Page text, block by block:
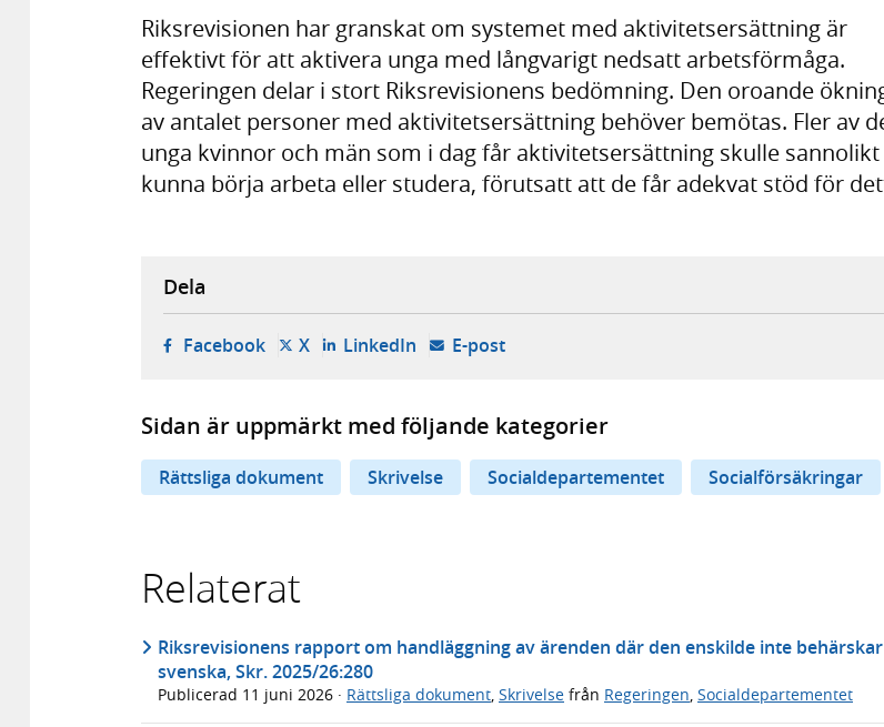
Riksrevisionen har granskat om systemet med aktivitetsersättning är
effektivt för att aktivera unga med långvarigt nedsatt arbetsförmåga.
Regeringen delar i stort Riksrevisionens bedömning. Den oroande
av antalet personer med aktivitetsersättning behöver bemötas. Fler av
unga kvinnor och män som i dag får aktivitetsersättning skulle sannolikt
kunna börja arbeta eller studera, förutsatt att de får adekvat stöd för
Dela
Facebook- öppnas i ny flik, extern webbplats,
X- öppnas i ny flik, extern webbplats,
LinkedIn- öppnas i ny flik, extern webbplats,
E-post- öppnar din e-postklient,
Sidan är uppmärkt med följande kategorier
Rättsliga dokument Skrivelse Socialdepartementet Socialförsäkringar
Relaterat
Riksrevisionens rapport om handläggning av ärenden där den enskilde inte behärskar
svenska, Skr. 2025/26:280
Publicerad 11 juni 2026 · Rättsliga dokument, Skrivelse från Regeringen, Socialdepartementet